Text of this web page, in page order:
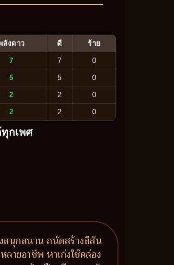
ลังดาว ดี ร้าย
7 7 0
5 5 0
2 2 0
2 2 0
ทุกเพศ
สนุกสนาน ถนัดสร้างสีสัน
ายอาชีพ หาเก่งใช้คล่อง